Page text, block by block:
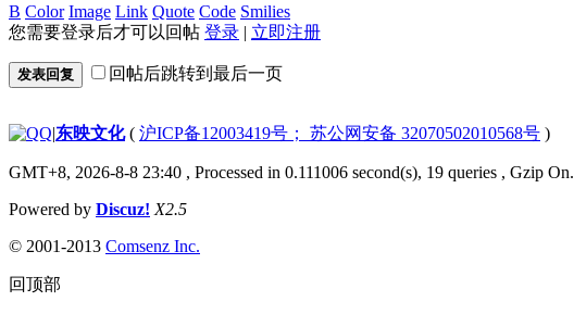
B Color Image Link Quote Code Smilies
您需要登录后才可以回帖 登录 | 立即注册
发表回复 回帖后跳转到最后一页
|东映文化( 沪ICP备12003419号； 苏公网安备 32070502010568号 )
GMT+8, 2026-8-8 23:40 , Processed in 0.111006 second(s), 19 queries , Gzip On.
Powered by Discuz! X2.5
© 2001-2013 Comsenz Inc.
回顶部